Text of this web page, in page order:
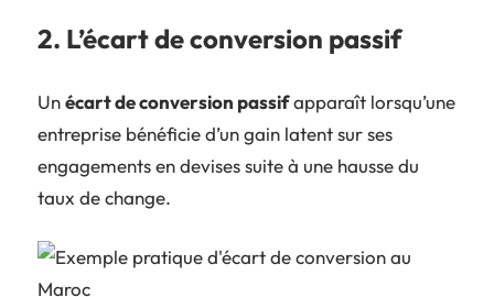
2. L’écart de conversion passif
Unécart de conversion passifapparaît lorsqu’une
entreprise bénéficie d’un gain latent sur ses
engagements en devises suite à une hausse du
taux de change.